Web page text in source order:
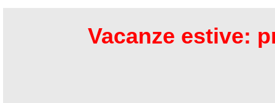
Vacanze estive: